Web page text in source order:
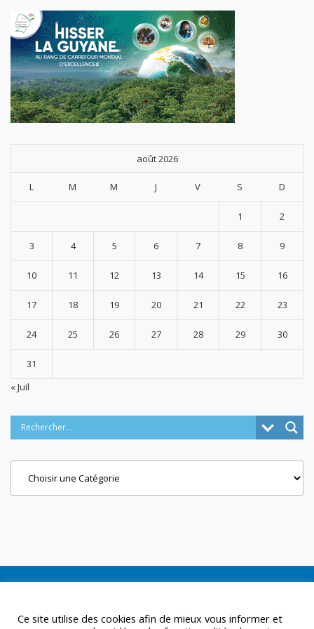
août 2026
L M M J V S D
1 2
3 4 5 6 7 8 9
10 11 12 13 14 15 16
17 18 19 20 21 22 23
24 25 26 27 28 29 30
31
« Juil
Ce site utilise des cookies afin de mieux vous informer et